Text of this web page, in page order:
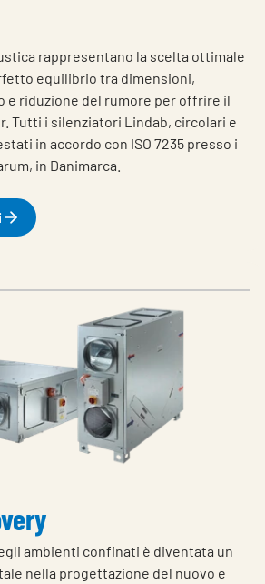
rappresentano la scelta ottimale
equilibrio tra dimensioni,
e riduzione del rumore per offrire il
Tutti i silenziatori Lindab, circolari e
in accordo con ISO 7235 presso i
in Danimarca.
ambienti confinati è diventata un
nella progettazione del nuovo e